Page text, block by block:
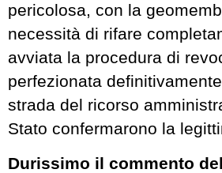
pericolosa, con la
necessità di rifare
avviata la procedura di
perfezionata
strada del ricorso
Stato confermarono la
Durissimo il commento